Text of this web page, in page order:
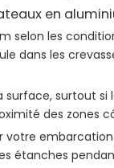
en
les
dans les
surtout
des
étanches